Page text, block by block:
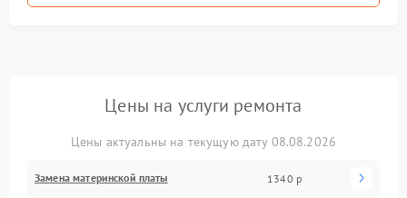
Цены на услуги ремонта
Цены актуальны на текущую дату 08.08.2026
Замена материнской платы 1340 р